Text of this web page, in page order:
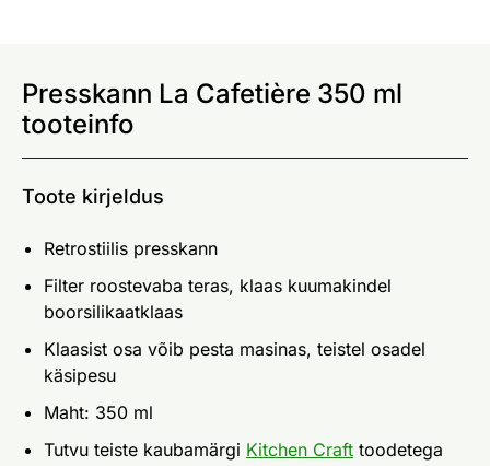
Presskann La Cafetière 350 ml
tooteinfo
Toote kirjeldus
Retrostiilis presskann
Filter roostevaba teras, klaas kuumakindel
boorsilikaatklaas
Klaasist osa võib pesta masinas, teistel osadel
käsipesu
Maht: 350 ml
Tutvu teiste kaubamärgi Kitchen Craft toodetega